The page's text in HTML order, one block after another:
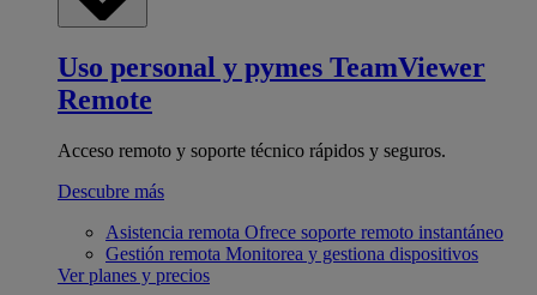
Uso personal y pymes TeamViewer
Remote
Acceso remoto y soporte técnico rápidos y seguros.
Descubre más
Asistencia remota Ofrece soporte remoto instantáneo
Gestión remota Monitorea y gestiona dispositivos
Ver planes y precios